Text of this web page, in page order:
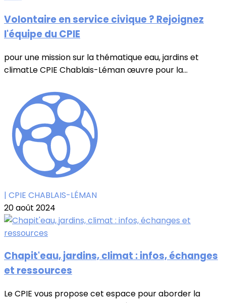
Volontaire en service civique ? Rejoignez
l'équipe du CPIE
pour une mission sur la thématique eau, jardins et
climatLe CPIE Chablais-Léman œuvre pour la...
| CPIE CHABLAIS-LÉMAN
20 août 2024
Chapit'eau, jardins, climat : infos, échanges
et ressources
Le CPIE vous propose cet espace pour aborder la